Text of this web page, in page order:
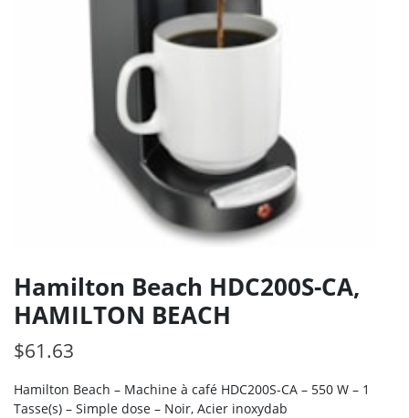
Hamilton Beach HDC200S-CA,
HAMILTON BEACH
$61.63
Hamilton Beach – Machine à café HDC200S-CA – 550 W – 1
Tasse(s) – Simple dose – Noir, Acier inoxydab